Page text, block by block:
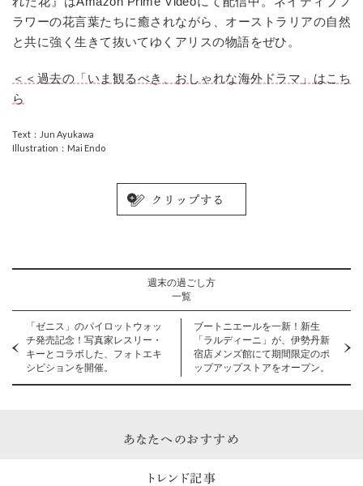
ラワーの花言葉たちに癒されながら、オーストラリアの自然
と共に強く生きて抜いてゆくアリスの物語をぜひ。
＜＜過去の「いま観るべき、おしゃれな海外ドラマ」はこち
ら
Text：Jun Ayukawa
Illustration：Mai Endo
週末の過ごし方
一覧
「ゼニス」のパイロットウォッ
チ発売記念！写真家レスリー・
キーとコラボした、フォトエキ
シビションを開催。
ブートニエールを一新！新生
「ラルディーニ」が、伊勢丹新
宿店メンズ館にて期間限定のポ
ップアップストアをオープン。
あなたへのおすすめ
トレンド記事